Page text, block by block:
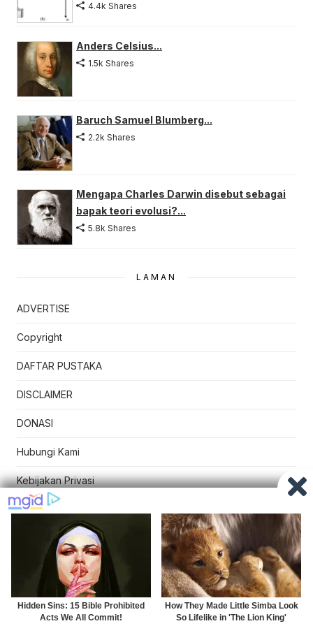
4.4k Shares
Anders Celsius...
1.5k Shares
Baruch Samuel Blumberg...
2.2k Shares
Mengapa Charles Darwin disebut sebagai
bapak teori evolusi?...
5.8k Shares
LAMAN
ADVERTISE
Copyright
DAFTAR PUSTAKA
DISCLAIMER
DONASI
Hubungi Kami
Kebijakan Privasi
© 2026 MateriKimia Kebijakan Privasi